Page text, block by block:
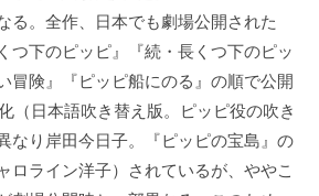
る。全作、日本でも劇場公開された
つ下のピッピ』『続・長くつ下のピッ
冒険』『ピッピ船にのる』の順で公開
（日本語吹き替え版。ピッピ役の吹き
なり岸田今日子。『ピッピの宝島』の
ロライン洋子）されているが、ややこ